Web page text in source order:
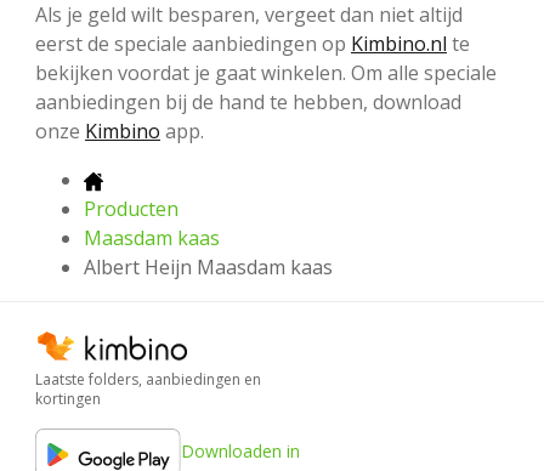
Als je geld wilt besparen, vergeet dan niet altijd
eerst de speciale aanbiedingen op Kimbino.nl te
bekijken voordat je gaat winkelen. Om alle speciale
aanbiedingen bij de hand te hebben, download
onze Kimbino app.
Producten
Maasdam kaas
Albert Heijn Maasdam kaas
Laatste folders, aanbiedingen en
kortingen
Downloaden in